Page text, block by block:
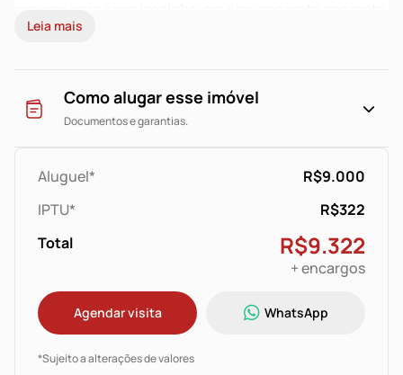
tratado. Fachada em vidros e cortinas automatizadas.
conveniências.
Obs... Fotos da loja toda agora ela foi dividida.
*** VALOR ANUNCIADO É VÁLIDO PARA PAGAMENTO NA
Leia mais
Como alugar esse imóvel
Documentos e garantias.
Aluguel*
R$9.000
IPTU*
R$322
Total
R$9.322
+ encargos
Agendar visita WhatsApp
*Sujeito a alterações de valores